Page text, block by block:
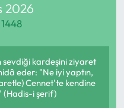
2026
sevdiği kardeşini ziyaret
eder: "Ne iyi yaptın,
Cennet'te kendine
(Hadis-i şerif)